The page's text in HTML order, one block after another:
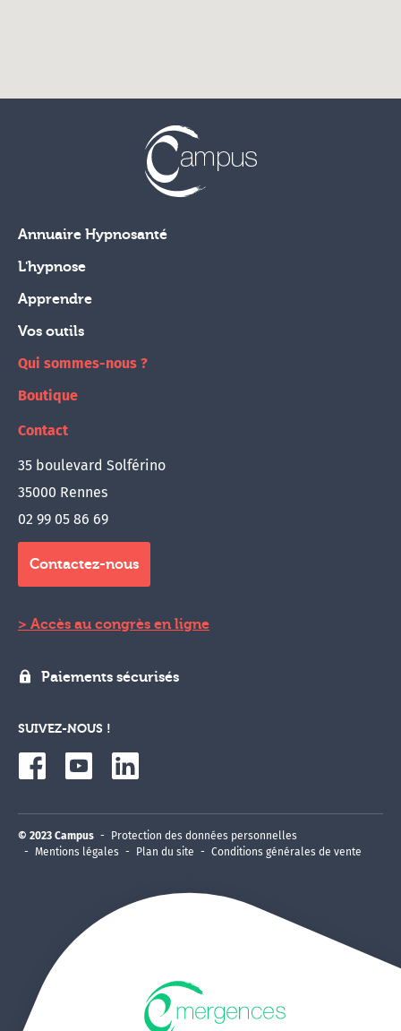
Annuaire Hypnosanté
L'hypnose
Apprendre
Vos outils
Qui sommes-nous ?
Boutique
Contact
35 boulevard Solférino
35000 Rennes
02 99 05 86 69
Contactez-nous
Accès au congrès en ligne
Paiements sécurisés
SUIVEZ-NOUS !
© 2023 Campus
Protection des données personnelles
Mentions légales
Plan du site Conditions générales de vente